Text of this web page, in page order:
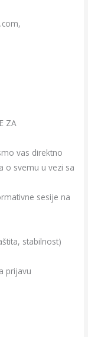
ZA
vas direktno
o svemu u vezi sa
sesije na
stabilnost)
prijavu